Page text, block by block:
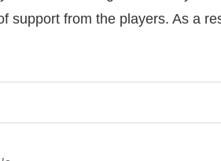
support from the players. As a